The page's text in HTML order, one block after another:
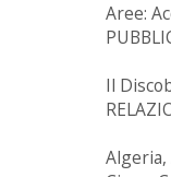
Aree:
Il
Algeria,